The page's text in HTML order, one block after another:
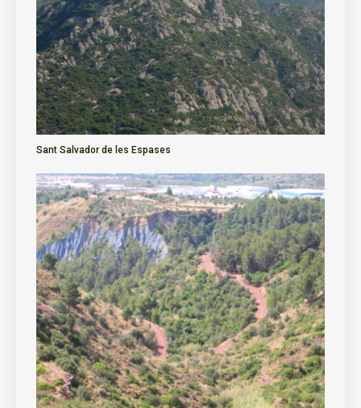
Sant Salvador de les Espases